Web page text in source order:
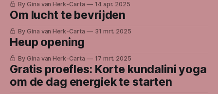
By Gina van Herk-Carta 14 apr. 2025
Om lucht te bevrijden
By Gina van Herk-Carta 31 mrt. 2025
Heup opening
By Gina van Herk-Carta 17 mrt. 2025
Gratis proefles: Korte kundalini yoga
om de dag energiek te starten